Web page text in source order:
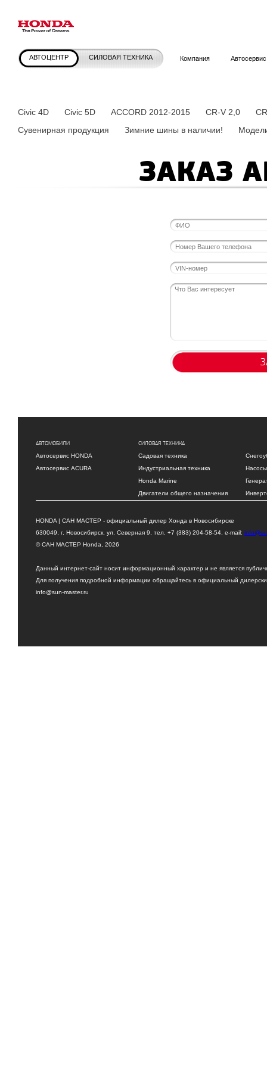
АВТОЦЕНТР СИЛОВАЯ ТЕХНИКА Компания Автосервис
Civic 4D Civic 5D ACCORD 2012-2015 CR-V 2,0
Сувенирная продукция
Зимние шины в наличии!
ЗАКАЗ
АВТОМОБИЛИ
Автосервис HONDA
Автосервис ACURA
СИЛОВАЯ ТЕХНИКА
Садовая техника
Индустриальная техника
Honda Marine
Двигатели общего назначения
Насосы
HONDA | САН МАСТЕР - официальный дилер Хонда в Новосибирске
630049, г. Новосибирск, ул. Северная 9, тел. +7 (383) 204-58-54, e-mail:
© САН МАСТЕР Honda, 2026
Данный интернет-сайт носит информационный характер и не является
Для получения подробной информации обращайтесь в официальный
info@sun-master.ru